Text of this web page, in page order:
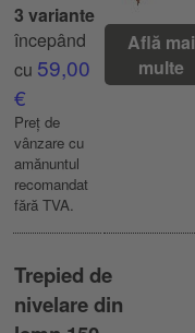
3 variante
începând
cu 59,00
€
Preț de
vânzare cu
amănuntul
recomandat
fără TVA.
Află mai
multe
Trepied de
nivelare din